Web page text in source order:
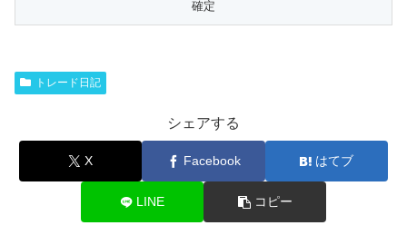
トレード日記
シェアする
X Facebook はてブ
LINE コピー